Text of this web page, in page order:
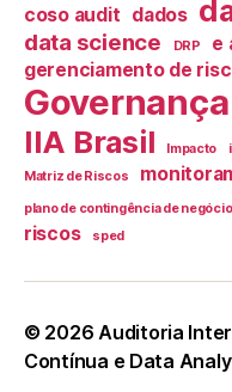
coso audit dados
data science DRP e
gerenciamento de
IIA Brasil Impacto
Matriz de Riscos
plano de contingência de
riscos sped
© 2026 Auditoria
Contínua e Data